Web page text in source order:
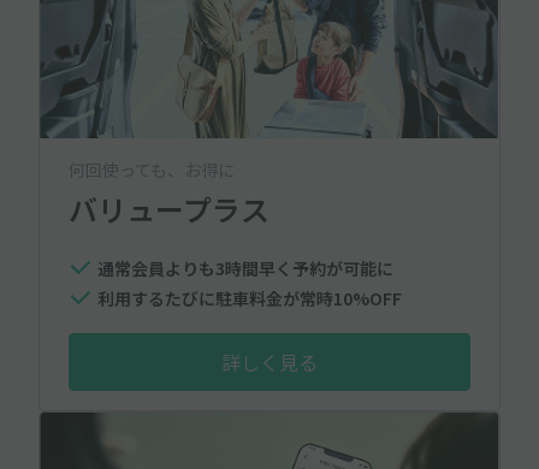
何回使っても、お得に
バリュープラス
通常会員よりも3時間早く予約が可能に
利用するたびに駐車料金が常時10%OFF
詳しく見る